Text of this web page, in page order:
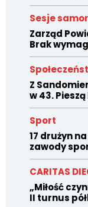
Sesje
Zarząd
Brak
Z
w 43.
Sport
17 drużyn
zawody
CARITAS
„Miłość
II turnus